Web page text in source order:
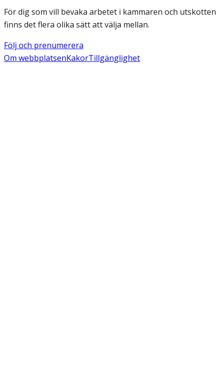
För dig som vill bevaka arbetet i kammaren och utskotten
finns det flera olika sätt att välja mellan.
Följ och prenumerera
Om webbplatsenKakorTillgänglighet